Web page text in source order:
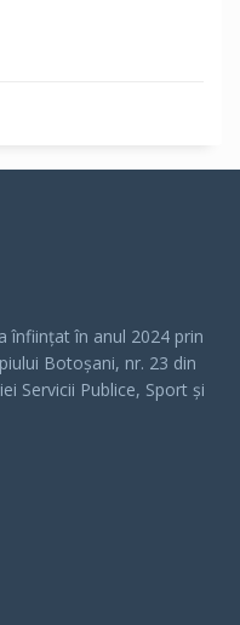
înfiinţat în anul 2024 prin
Botoșani, nr. 23 din
Servicii Publice, Sport și